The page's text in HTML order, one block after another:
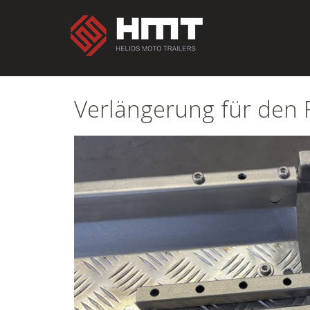
Verlängerung für den